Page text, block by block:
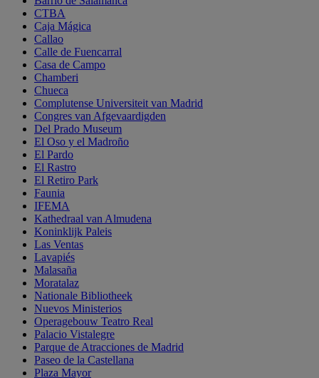
CTBA
Caja Mágica
Callao
Calle de Fuencarral
Casa de Campo
Chamberi
Chueca
Complutense Universiteit van Madrid
Congres van Afgevaardigden
Del Prado Museum
El Oso y el Madroño
El Pardo
El Rastro
El Retiro Park
Faunia
IFEMA
Kathedraal van Almudena
Koninklijk Paleis
Las Ventas
Lavapiés
Malasaña
Moratalaz
Nationale Bibliotheek
Nuevos Ministerios
Operagebouw Teatro Real
Palacio Vistalegre
Parque de Atracciones de Madrid
Paseo de la Castellana
Plaza Mayor